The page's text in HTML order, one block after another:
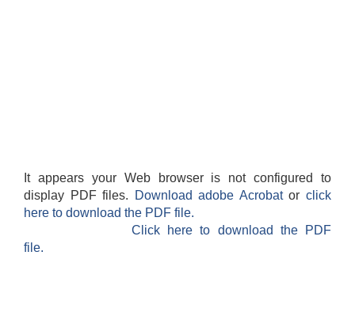
It appears your Web browser is not configured to
display PDF files.
Download adobe Acrobatorclick
here to download the PDF file.
Click here to download the PDF
file.